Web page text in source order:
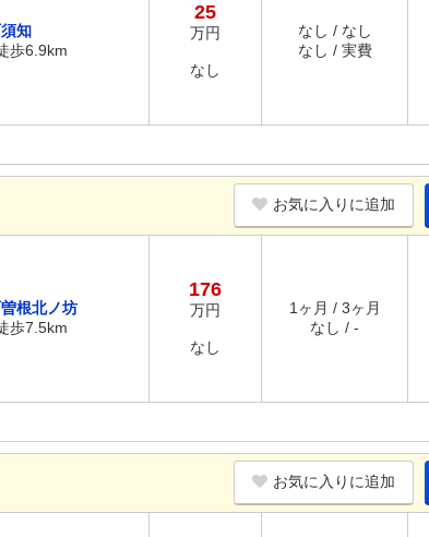
知
歩6.9km
25
万円
なし
なし / なし
なし / 実費
お気に入りに追加
根北ノ坊
歩7.5km
176
万円
なし
1ヶ月 / 3ヶ月
なし / -
お気に入りに追加